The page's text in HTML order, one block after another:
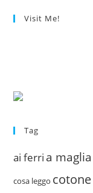
Visit Me!
Tag
ai ferri a maglia
cosa leggo cotone